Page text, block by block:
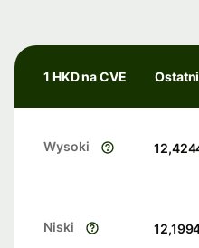
1 HKD na CVE
Wysoki
Niski